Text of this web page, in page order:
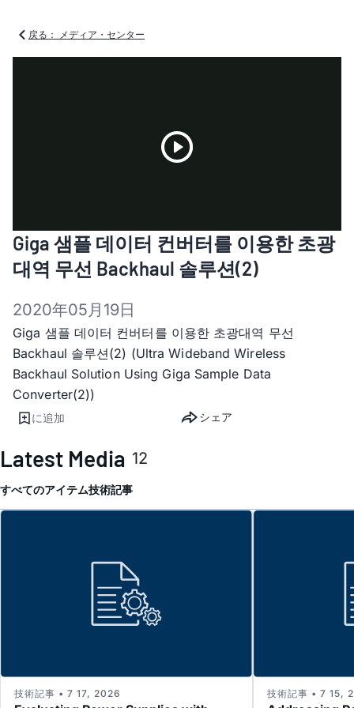
戻る： メディア・センター
Video
Giga 샘플 데이터 컨버터를 이용한 초광
대역 무선 Backhaul 솔루션(2)
2020年05月19日
Giga 샘플 데이터 컨버터를 이용한 초광대역 무선
Backhaul 솔루션(2) (Ultra Wideband Wireless
Backhaul Solution Using Giga Sample Data
Converter(2))
に追加 シェア
Latest Media 12
すべてのアイテム技術記事
技術記事 • 7 17, 2026 技術記事 • 7 15,